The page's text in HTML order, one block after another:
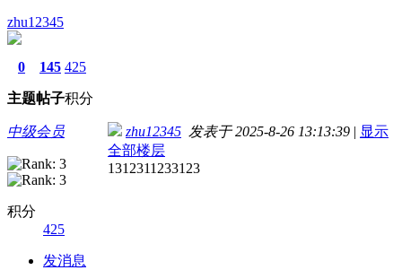
zhu12345
0
主题
145
帖子
425
积分
中级会员
积分
425
发消息
zhu12345 发表于 2025-8-26 13:13:39 | 显示
全部楼层
1312311233123